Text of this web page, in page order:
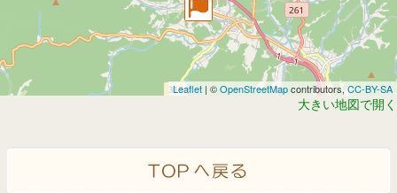
Leaflet | ©OpenStreetMapcontributors, CC-BY-SA
大きい地図で開く